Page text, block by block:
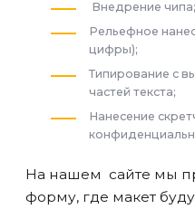
Внедрение чипа;
Рельефное
цифры);
Типирование с
частей текста;
Нанесение
На нашем сайте мы
форму, где макет